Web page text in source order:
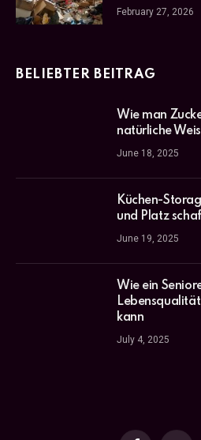
February 27, 2026
BELIEBTER BEITRAG
Wie man
natürliche
June 18, 2025
Küchen-
und Platz
June 19, 2025
Wie ein
kann
July 4, 2025